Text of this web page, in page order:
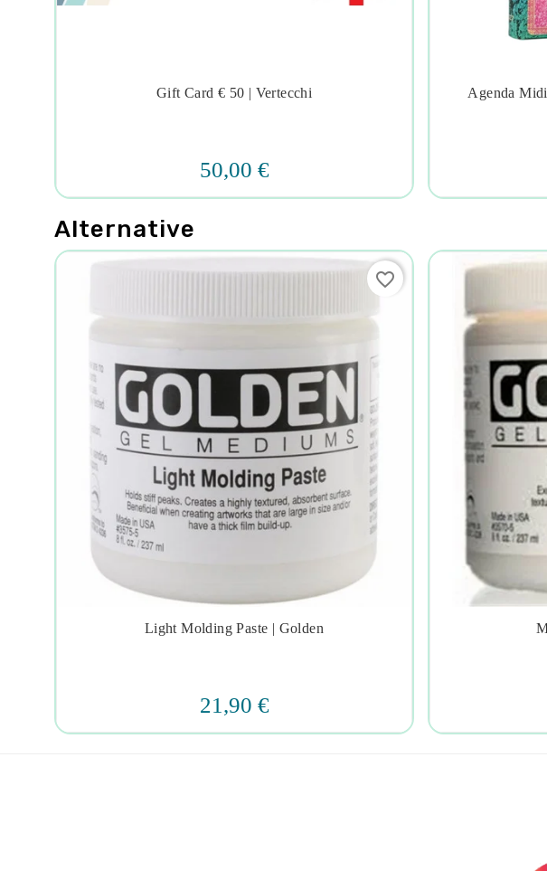

Gift Card € 50 | Vertecchi
50,00 €
Agenda
Alternative

Light Molding Paste | Golden
21,90 €
favorite_border